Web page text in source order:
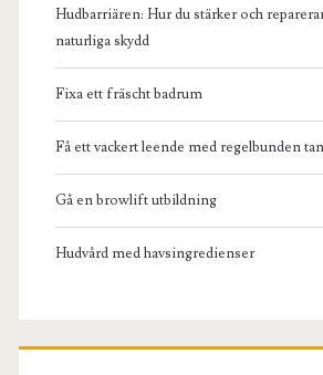
Hudbarriären: Hur du stärker och
naturliga skydd
Fixa ett fräscht badrum
Få ett vackert leende med regelbunden
Gå en browlift utbildning
Hudvård med havsingredienser